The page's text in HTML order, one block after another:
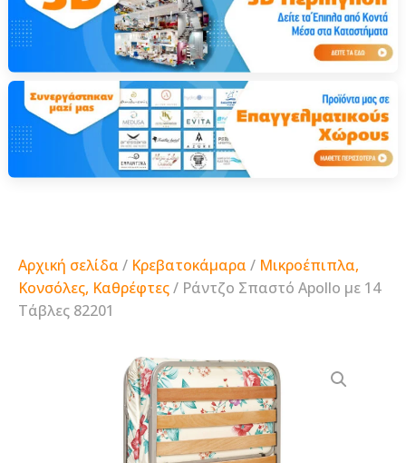
Αρχική σελίδα / Κρεβατοκάμαρα / Μικροέπιπλα,
Κονσόλες, Καθρέφτες/ Ράντζο Σπαστό Apollo με 14
Τάβλες 82201